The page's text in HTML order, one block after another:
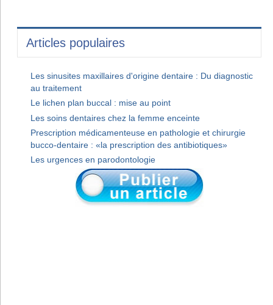
Articles populaires
Les sinusites maxillaires d'origine dentaire : Du diagnostic
au traitement
Le lichen plan buccal : mise au point
Les soins dentaires chez la femme enceinte
Prescription médicamenteuse en pathologie et chirurgie
bucco-dentaire : «la prescription des antibiotiques»
Les urgences en parodontologie